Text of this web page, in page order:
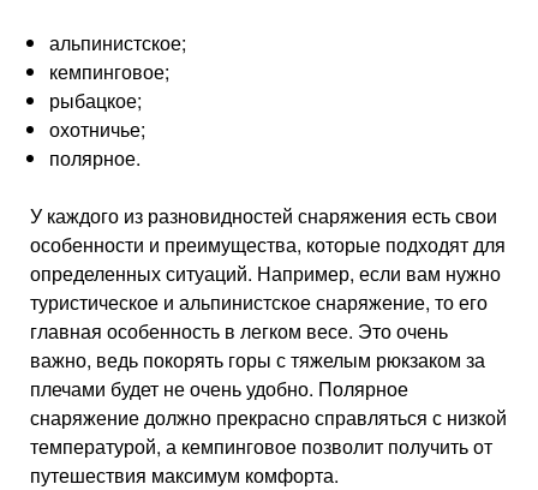
альпинистское;
кемпинговое;
рыбацкое;
охотничье;
полярное.
У каждого из разновидностей снаряжения есть свои
особенности и преимущества, которые подходят для
определенных ситуаций. Например, если вам нужно
туристическое и альпинистское снаряжение, то его
главная особенность в легком весе. Это очень
важно, ведь покорять горы с тяжелым рюкзаком за
плечами будет не очень удобно. Полярное
снаряжение должно прекрасно справляться с низкой
температурой, а кемпинговое позволит получить от
путешествия максимум комфорта.